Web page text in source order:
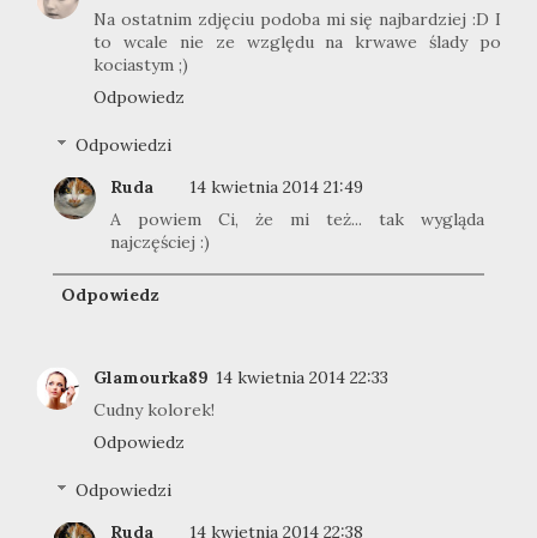
Na ostatnim zdjęciu podoba mi się najbardziej :D I
to wcale nie ze względu na krwawe ślady po
kociastym ;)
Odpowiedz
Odpowiedzi
Ruda
14 kwietnia 2014 21:49
A powiem Ci, że mi też... tak wygląda
najczęściej :)
Odpowiedz
Glamourka89 14 kwietnia 2014 22:33
Cudny kolorek!
Odpowiedz
Odpowiedzi
Ruda
14 kwietnia 2014 22:38